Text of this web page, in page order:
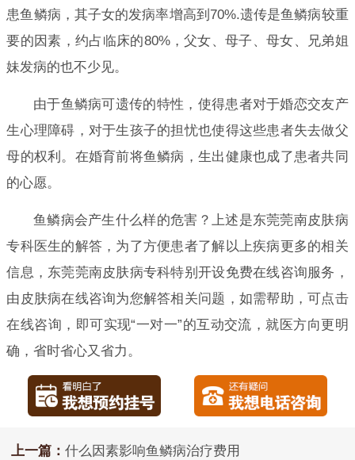
患鱼鳞病，其子女的发病率增高到70%.遗传是鱼鳞病较重
要的因素，约占临床的80%，父女、母子、母女、兄弟姐
妹发病的也不少见。
由于鱼鳞病可遗传的特性，使得患者对于婚恋交友产
生心理障碍，对于生孩子的担忧也使得这些患者失去做父
母的权利。在婚育前将鱼鳞病，生出健康也成了患者共同
的心愿。
鱼鳞病会产生什么样的危害？上述是东莞莞南皮肤病
专科医生的解答，为了方便患者了解以上疾病更多的相关
信息，东莞莞南皮肤病专科特别开设免费在线咨询服务，
由皮肤病在线咨询为您解答相关问题，如需帮助，可点击
在线咨询，即可实现“一对一”的互动交流，就医方向更明
确，省时省心又省力。
上一篇： 什么因素影响鱼鳞病治疗费用